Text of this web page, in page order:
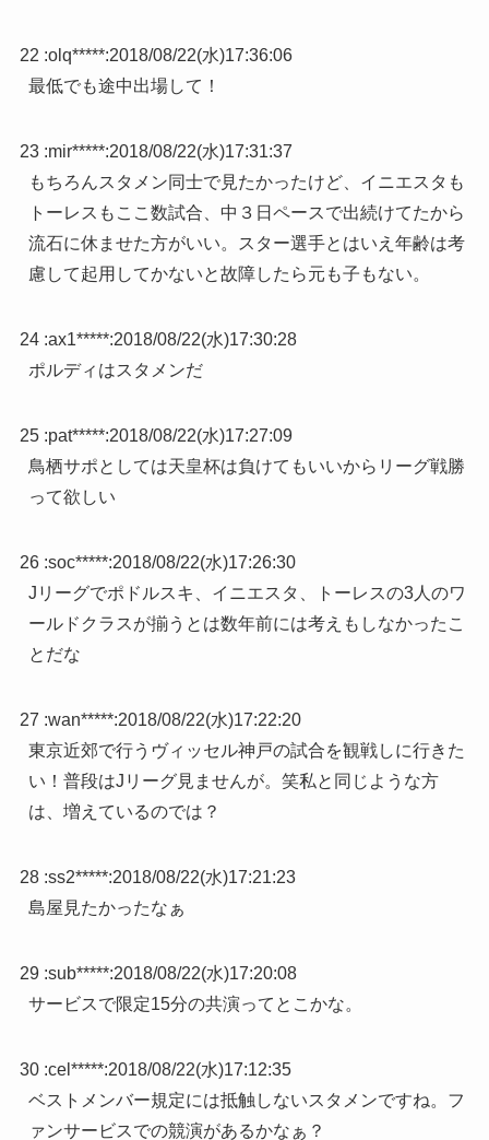
22 :olq*****:2018/08/22(水)17:36:06
最低でも途中出場して！
23 :mir*****:2018/08/22(水)17:31:37
もちろんスタメン同士で見たかったけど、イニエスタも
トーレスもここ数試合、中３日ペースで出続けてたから
流石に休ませた方がいい。スター選手とはいえ年齢は考
慮して起用してかないと故障したら元も子もない。
24 :ax1*****:2018/08/22(水)17:30:28
ポルディはスタメンだ
25 :pat*****:2018/08/22(水)17:27:09
鳥栖サポとしては天皇杯は負けてもいいからリーグ戦勝
って欲しい
26 :soc*****:2018/08/22(水)17:26:30
Jリーグでポドルスキ、イニエスタ、トーレスの3人のワ
ールドクラスが揃うとは数年前には考えもしなかったこ
とだな
27 :wan*****:2018/08/22(水)17:22:20
東京近郊で行うヴィッセル神戸の試合を観戦しに行きた
い！普段はJリーグ見ませんが。笑私と同じような方
は、増えているのでは？
28 :ss2*****:2018/08/22(水)17:21:23
島屋見たかったなぁ
29 :sub*****:2018/08/22(水)17:20:08
サービスで限定15分の共演ってとこかな。
30 :cel*****:2018/08/22(水)17:12:35
ベストメンバー規定には抵触しないスタメンですね。フ
ァンサービスでの競演があるかなぁ？